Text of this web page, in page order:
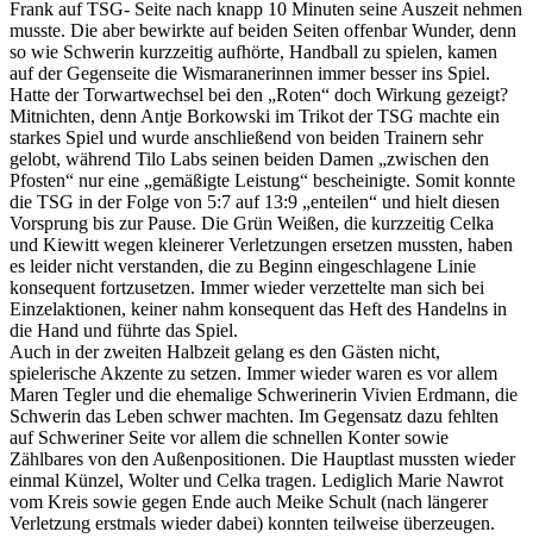
Frank auf TSG- Seite nach knapp 10 Minuten seine Auszeit nehmen
musste. Die aber bewirkte auf beiden Seiten offenbar Wunder, denn
so wie Schwerin kurzzeitig aufhörte, Handball zu spielen, kamen
auf der Gegenseite die Wismaranerinnen immer besser ins Spiel.
Hatte der Torwartwechsel bei den „Roten“ doch Wirkung gezeigt?
Mitnichten, denn Antje Borkowski im Trikot der TSG machte ein
starkes Spiel und wurde anschließend von beiden Trainern sehr
gelobt, während Tilo Labs seinen beiden Damen „zwischen den
Pfosten“ nur eine „gemäßigte Leistung“ bescheinigte. Somit konnte
die TSG in der Folge von 5:7 auf 13:9 „enteilen“ und hielt diesen
Vorsprung bis zur Pause. Die Grün Weißen, die kurzzeitig Celka
und Kiewitt wegen kleinerer Verletzungen ersetzen mussten, haben
es leider nicht verstanden, die zu Beginn eingeschlagene Linie
konsequent fortzusetzen. Immer wieder verzettelte man sich bei
Einzelaktionen, keiner nahm konsequent das Heft des Handelns in
die Hand und führte das Spiel.
Auch in der zweiten Halbzeit gelang es den Gästen nicht,
spielerische Akzente zu setzen. Immer wieder waren es vor allem
Maren Tegler und die ehemalige Schwerinerin Vivien Erdmann, die
Schwerin das Leben schwer machten. Im Gegensatz dazu fehlten
auf Schweriner Seite vor allem die schnellen Konter sowie
Zählbares von den Außenpositionen. Die Hauptlast mussten wieder
einmal Künzel, Wolter und Celka tragen. Lediglich Marie Nawrot
vom Kreis sowie gegen Ende auch Meike Schult (nach längerer
Verletzung erstmals wieder dabei) konnten teilweise überzeugen.